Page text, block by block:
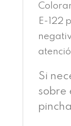
E-122
Si
sobre
pincha